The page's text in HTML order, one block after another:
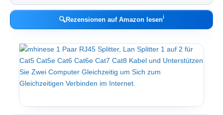
🔍Rezensionen auf Amazon lesenℹ︎